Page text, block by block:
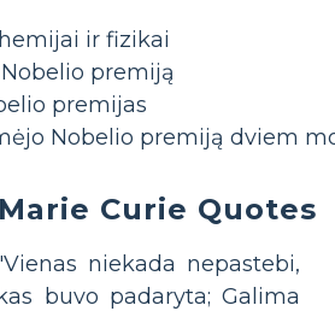
ir fizikai
premiją
premijas
Nobelio premiją dviem
Marie Curie Quotes
niekada nepastebi,
kas buvo padaryta; Galima